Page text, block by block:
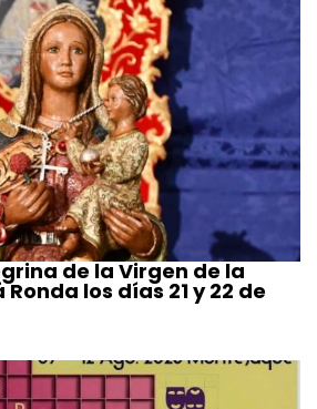
de la Virgen de la
los días 21 y 22 de